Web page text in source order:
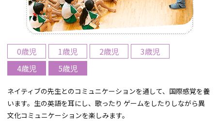
0歳児 1歳児 2歳児
3歳児
4歳児
5歳児
ネイティブの先生とのコミュニケーションを通して、国際感覚を養
います。生の英語を耳にし、歌ったり ゲームをしたりしながら異
文化コミュニケーションを楽しみます。